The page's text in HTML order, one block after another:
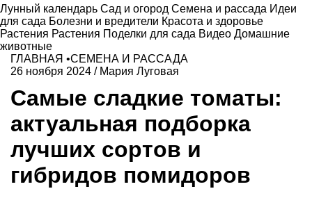
Лунный календарь Сад и огород Семена и рассада Идеи
для сада Болезни и вредители Красота и здоровье
Растения Растения Поделки для сада Видео Домашние
животные
ГЛАВНАЯ •СЕМЕНА И РАССАДА
26 ноября 2024 / Мария Луговая
Самые сладкие томаты:
актуальная подборка
лучших сортов и
гибридов помидоров